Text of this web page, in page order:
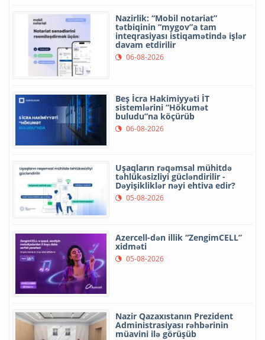
Nazirlik: “Mobil notariat”
tətbiqinin “mygov”a tam
inteqrasiyası istiqamətində işlər
davam etdirilir
06-08-2026
Beş İcra Hakimiyyəti İT
sistemlərini “Hökumət
buludu”na köçürüb
06-08-2026
Uşaqların rəqəmsal mühitdə
təhlükəsizliyi gücləndirilir -
Dəyişikliklər nəyi ehtiva edir?
05-08-2026
Azercell-dən illik “ZengimCELL”
xidməti
05-08-2026
Nazir Qazaxıstanın Prezident
Administrasiyası rəhbərinin
müavini ilə görüşüb